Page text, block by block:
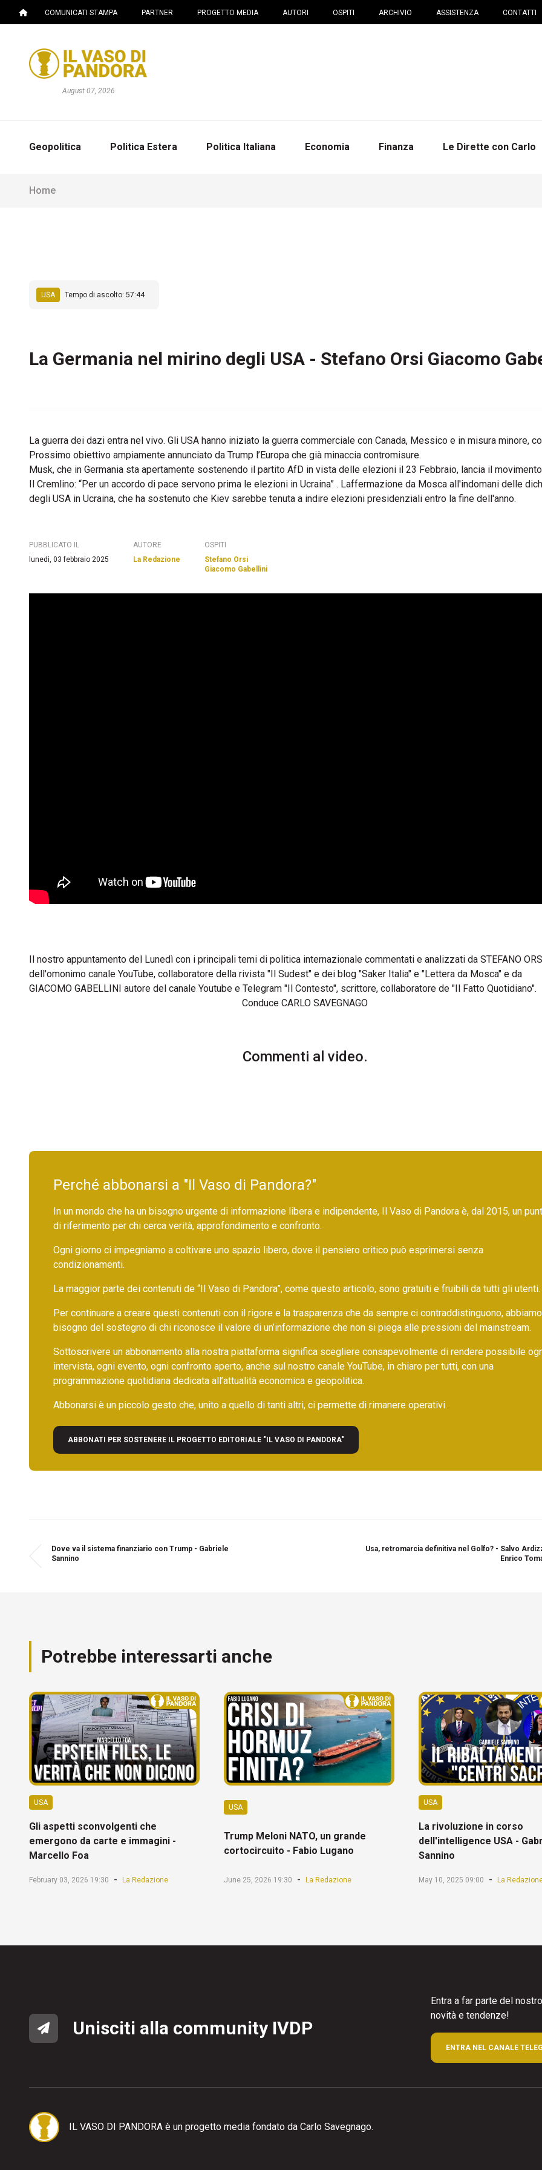
COMUNICATI STAMPA PARTNER PROGETTO MEDIA AUTORI OSPITI ARCHIVIO ASSISTENZA CONTATTI
August 07, 2026
Geopolitica Politica Estera Politica Italiana Economia Finanza Le Dirette con Carlo
Home
USA Tempo di ascolto: 57:44
La Germania nel mirino degli USA - Stefano Orsi Giacomo
La guerra dei dazi entra nel vivo. Gli USA hanno iniziato la guerra commerciale con Canada, Messico e in misura minore,
Prossimo obiettivo ampiamente annunciato da Trump l’Europa che già minaccia contromisure.
Musk, che in Germania sta apertamente sostenendo il partito AfD in vista delle elezioni il 23 Febbraio, lancia il movimento
Il Cremlino: “Per un accordo di pace servono prima le elezioni in Ucraina” . Laffermazione da Mosca all'indomani delle
degli USA in Ucraina, che ha sostenuto che Kiev sarebbe tenuta a indire elezioni presidenziali entro la fine dell'anno.
PUBBLICATO IL
lunedì, 03 febbraio 2025
AUTORE
La Redazione
OSPITI
Stefano Orsi
Giacomo Gabellini
Il nostro appuntamento del Lunedì con i principali temi di politica internazionale commentati e analizzati da STEFANO
dell'omonimo canale YouTube, collaboratore della rivista "Il Sudest" e dei blog "Saker Italia" e "Lettera da Mosca" e da
GIACOMO GABELLINI autore del canale Youtube e Telegram "Il Contesto", scrittore, collaboratore de "Il Fatto Quotidiano".
Conduce CARLO SAVEGNAGO
Commenti al video.
Perché abbonarsi a "Il Vaso di Pandora?"
In un mondo che ha un bisogno urgente di informazione libera e indipendente, Il Vaso di Pandora è, dal 2015, un
di riferimento per chi cerca verità, approfondimento e confronto.
Ogni giorno ci impegniamo a coltivare uno spazio libero, dove il pensiero critico può esprimersi senza
condizionamenti.
La maggior parte dei contenuti de “Il Vaso di Pandora”, come questo articolo, sono gratuiti e fruibili da tutti gli utenti.
Per continuare a creare questi contenuti con il rigore e la trasparenza che da sempre ci contraddistinguono, abbiamo
bisogno del sostegno di chi riconosce il valore di un’informazione che non si piega alle pressioni del mainstream.
Sottoscrivere un abbonamento alla nostra piattaforma significa scegliere consapevolmente di rendere possibile
intervista, ogni evento, ogni confronto aperto, anche sul nostro canale YouTube, in chiaro per tutti, con una
programmazione quotidiana dedicata all’attualità economica e geopolitica.
Abbonarsi è un piccolo gesto che, unito a quello di tanti altri, ci permette di rimanere operativi.
ABBONATI PER SOSTENERE IL PROGETTO EDITORIALE "IL VASO DI PANDORA"
Dove va il sistema finanziario con Trump - Gabriele
Sannino
Usa, retromarcia definitiva nel Golfo? - Salvo
Enrico
Potrebbe interessarti anche
USA
Gli aspetti sconvolgenti che
emergono da carte e immagini -
Marcello Foa
February 03, 2026 19:30 - La Redazione
USA
Trump Meloni NATO, un grande
cortocircuito - Fabio Lugano
June 25, 2026 19:30 - La Redazione
USA
La rivoluzione in corso
dell'intelligence USA -
Sannino
May 10, 2025 09:00 - La
Unisciti alla community IVDP
Entra a far parte del
novità e tendenze!
ENTRA NEL CANALE
IL VASO DI PANDORA è un progetto media fondato da Carlo Savegnago.